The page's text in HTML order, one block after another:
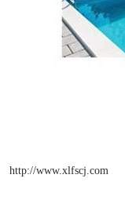
http://www.xlfscj.com